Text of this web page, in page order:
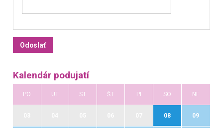
Kalendár podujatí
PO UT ST ŠT PI SO NE
08 09